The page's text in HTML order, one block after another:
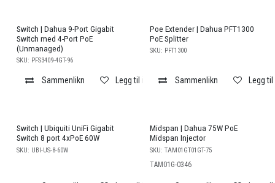
Switch | Dahua 9-Port Gigabit
Switch med 4-Port PoE
(Unmanaged)
SKU: PFS3409-4GT-96
Sammenlikn Legg til i ønskeliste
Poe Extender | Dahua PFT1300
PoE Splitter
SKU: PFT1300
Sammenlikn Legg
Switch | Ubiquiti UniFi Gigabit
Switch 8 port 4xPoE 60W
SKU: UBI-US-8-60W
Midspan | Dahua 75W PoE
Midspan Injector
SKU: TAM01GT01GT-75
TAM01G-0346